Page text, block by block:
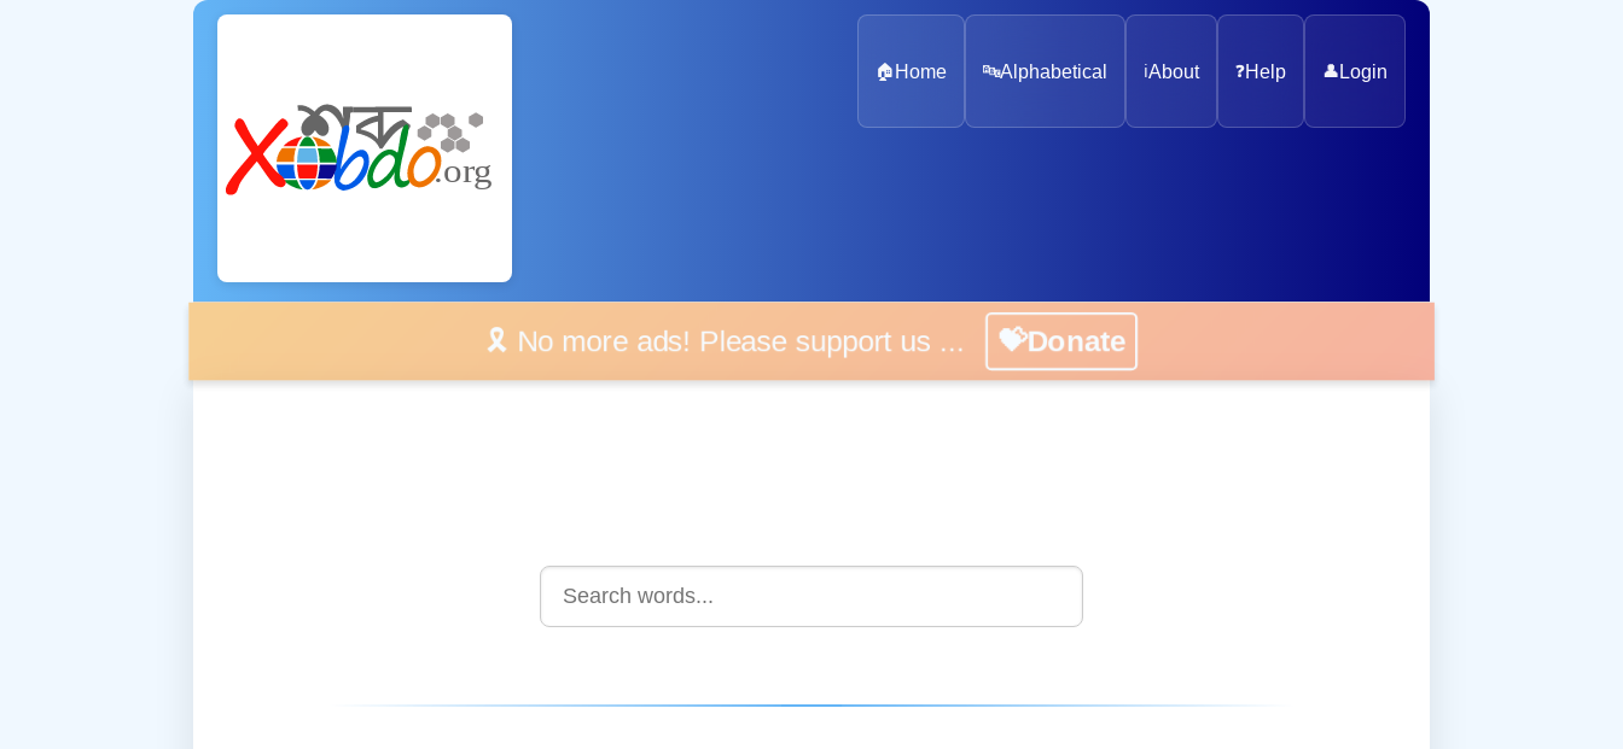
🏠 Home 🔤Alphabetical ℹ️About ❓Help 👤 Login
🎗️ No more ads! Please support us ... 💝Donate